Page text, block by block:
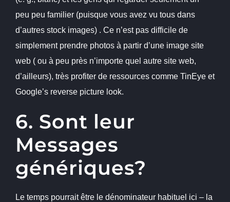
peu peu familier (puisque vous avez vu tous dans
d’autres stock images) . Ce n’est pas difficile de
simplement prendre photos à partir d’une image site
web ( ou à peu près n’importe quel autre site web,
d’ailleurs), très profiter de ressources comme TinEye et
Google’s reverse picture look.
6. Sont leur
Messages
génériques?
Le temps pourrait être le dénominateur habituel ici – la